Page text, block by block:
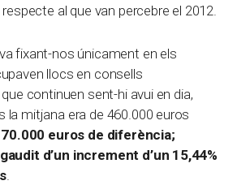
al que van percebre el 2012.
fixant-nos únicament en els
llocs en consells
continuen sent-hi avui en dia,
la mitjana era de 460.000 euros
euros de diferència;
d’un increment d’un 15,44%
.